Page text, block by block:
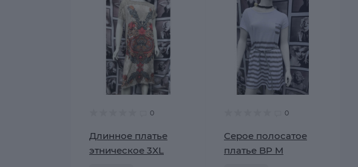
0
Длинное платье
этническое 3XL
0
Серое полосатое
платье BP M